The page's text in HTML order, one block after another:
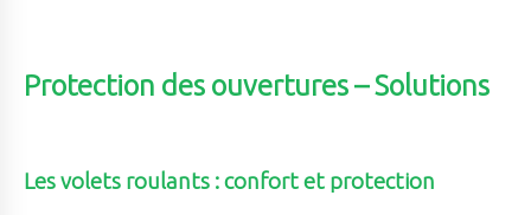
Protection des ouvertures – Solutions
Les volets roulants : confort et protection